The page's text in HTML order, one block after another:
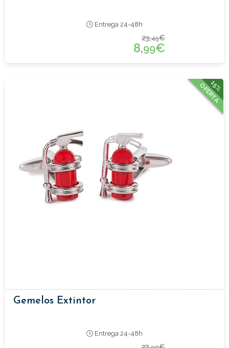
Entrega 24-48h
23,45€
8,99€
15%
OFERTA
Gemelos Extintor
Entrega 24-48h